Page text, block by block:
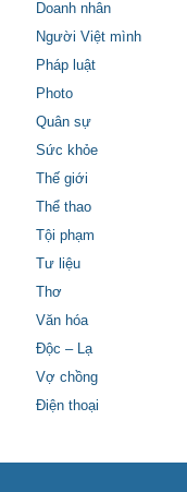
Doanh nhân
Người Việt mình
Pháp luật
Photo
Quân sự
Sức khỏe
Thế giới
Thể thao
Tội phạm
Tư liệu
Thơ
Văn hóa
Độc – Lạ
Vợ chồng
Điện thoại